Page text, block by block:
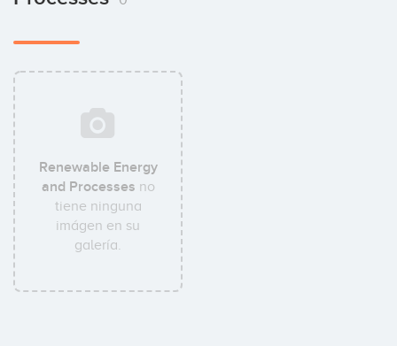
Renewable Energy
and Processes no
tiene ninguna
imágen en su
galería.